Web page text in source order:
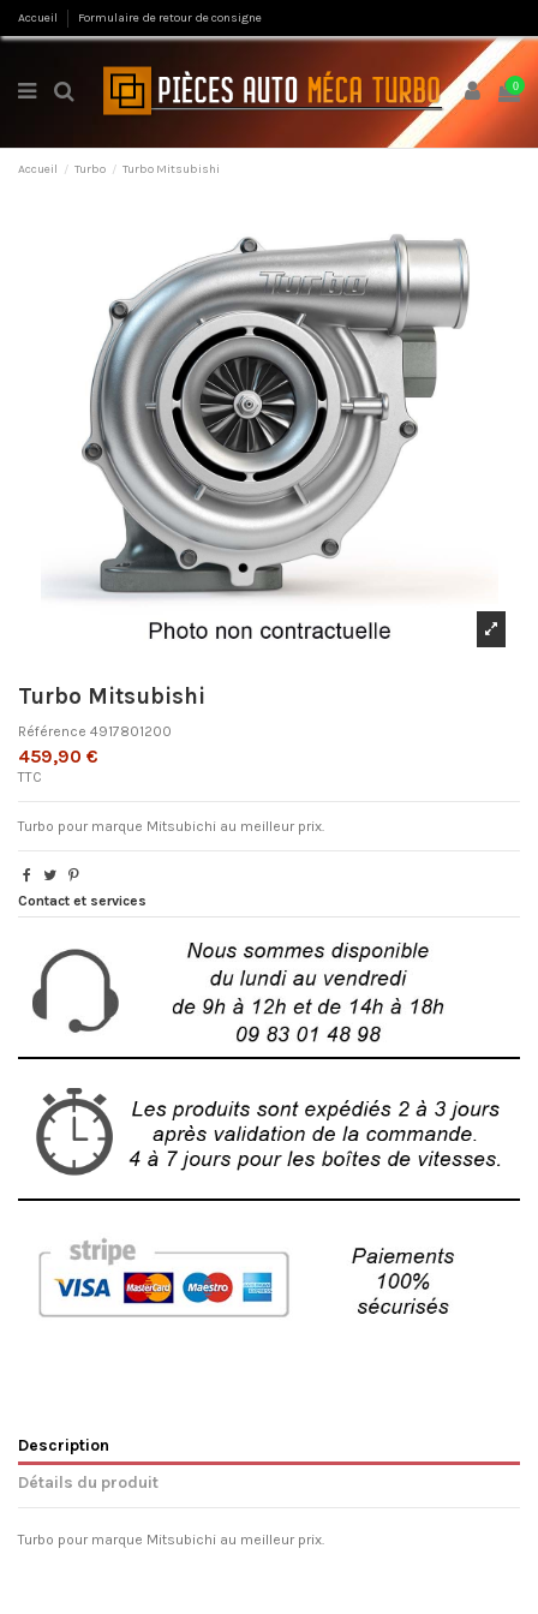
Accueil Formulaire de retour de consigne
0
Accueil Turbo Turbo Mitsubishi
Turbo Mitsubishi
Référence 4917801200
459,90 €
TTC
Turbo pour marque Mitsubichi au meilleur prix.
Contact et services
Description
Détails du produit
Turbo pour marque Mitsubichi au meilleur prix.